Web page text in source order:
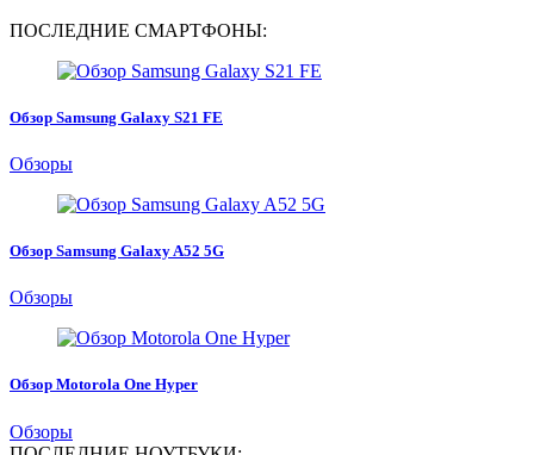
ПОСЛЕДНИЕ СМАРТФОНЫ:
Обзор Samsung Galaxy S21 FE
Обзоры
Обзор Samsung Galaxy A52 5G
Обзоры
Обзор Motorola One Hyper
Обзоры